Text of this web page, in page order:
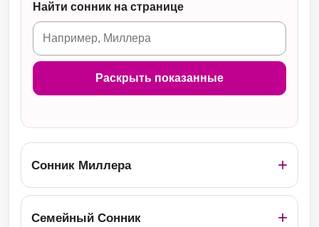
Найти сонник на странице
Раскрыть показанные
Сонник Миллера
Семейный Сонник